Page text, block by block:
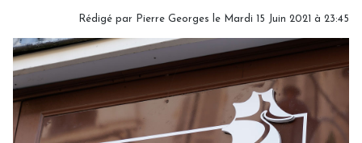
Rédigé par Pierre Georges le Mardi 15 Juin 2021 à 23:45